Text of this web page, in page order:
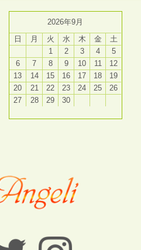
2026年9月
日
月 火 水 木 金
土
1
2 3 4
5
6
7 8 9 10 11
12
13
14 15 16 17 18
19
20
21 22 23 24 25
26
27
28 29 30